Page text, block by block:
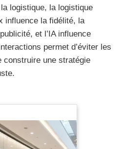
logistique, la logistique
influence la fidélité, la
et l’IA influence
permet d’éviter les
construire une stratégie